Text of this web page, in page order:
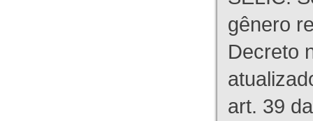
gênero
Decreto
art. 39